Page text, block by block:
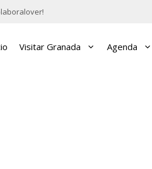
Visitar Granada Agenda